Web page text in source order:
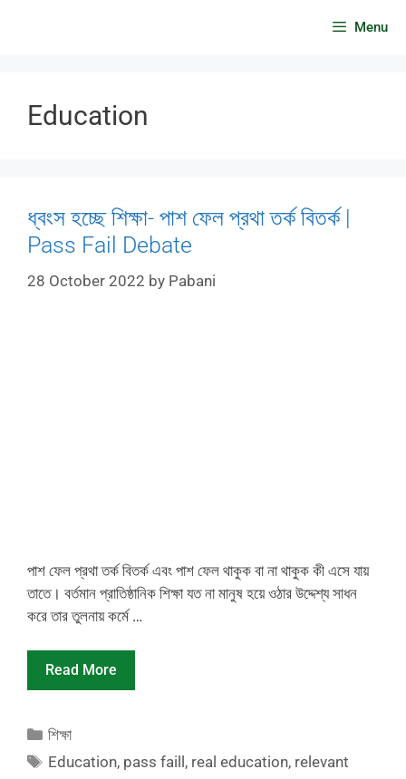
Menu
Education
ধ্বংস হচ্ছে শিক্ষা- পাশ ফেল প্রথা তর্ক বিতর্ক |
Pass Fail Debate
28 October 2022 by Pabani
পাশ ফেল প্রথা তর্ক বিতর্ক এবং পাশ ফেল থাকুক বা না থাকুক কী এসে যায়
তাতে। বর্তমান প্রাতিষ্ঠানিক শিক্ষা যত না মানুষ হয়ে ওঠার উদ্দেশ্য সাধন
করে তার তুলনায় কর্মে …
Read More
Categories
শিক্ষা
Tags
Education, pass faill , real education, relevant